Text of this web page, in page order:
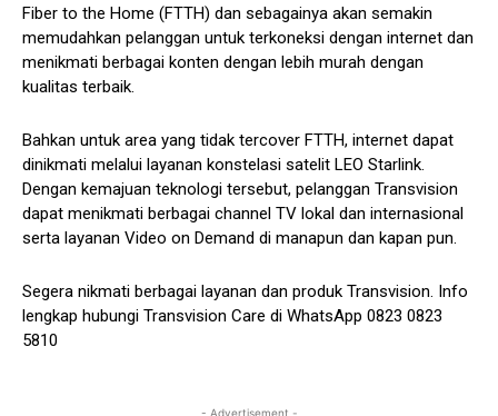
Fiber to the Home (FTTH) dan sebagainya akan semakin
memudahkan pelanggan untuk terkoneksi dengan internet dan
menikmati berbagai konten dengan lebih murah dengan
kualitas terbaik.
Bahkan untuk area yang tidak tercover FTTH, internet dapat
dinikmati melalui layanan konstelasi satelit LEO Starlink.
Dengan kemajuan teknologi tersebut, pelanggan Transvision
dapat menikmati berbagai channel TV lokal dan internasional
serta layanan Video on Demand di manapun dan kapan pun.
Segera nikmati berbagai layanan dan produk Transvision. Info
lengkap hubungi Transvision Care di WhatsApp 0823 0823
5810
- Advertisement -